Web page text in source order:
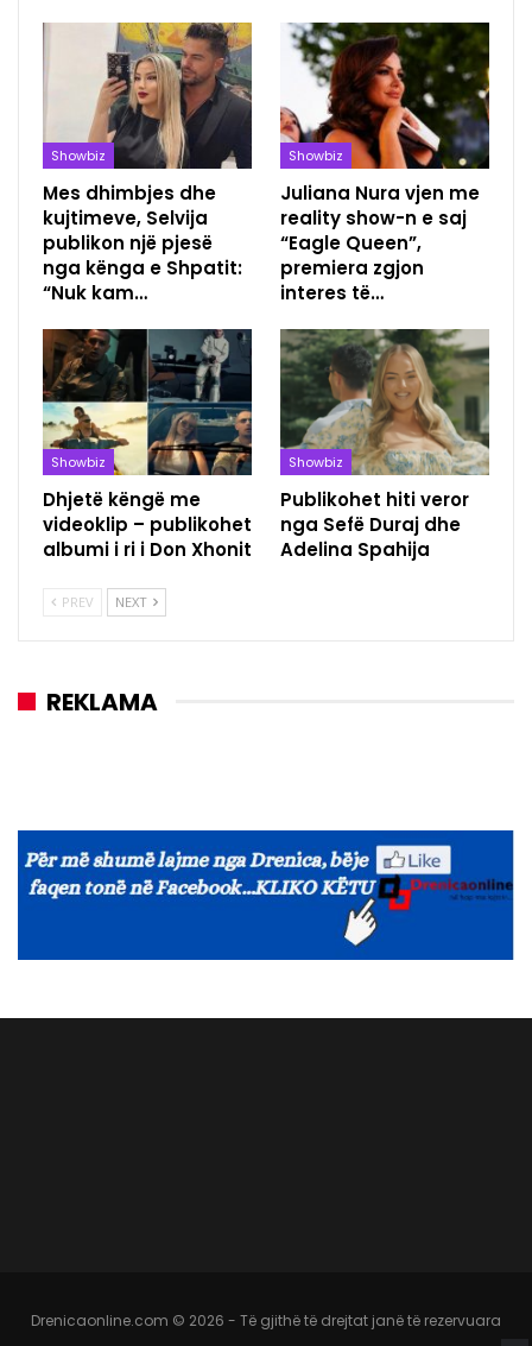
Showbiz
Mes dhimbjes dhe
kujtimeve, Selvija
publikon një pjesë
nga kënga e Shpatit:
“Nuk kam…
Showbiz
Juliana Nura vjen me
reality show-n e saj
“Eagle Queen”,
premiera zgjon
interes të…
Showbiz
Dhjetë këngë me
videoklip – publikohet
albumi i ri i Don Xhonit
Showbiz
Publikohet hiti veror
nga Sefë Duraj dhe
Adelina Spahija
PREV NEXT
REKLAMA
Drenicaonline.com © 2026 - Të gjithë të drejtat janë të rezervuara